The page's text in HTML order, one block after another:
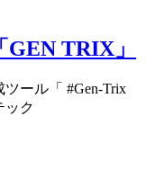
TRIX」
ール「 #Gen-Trix
ック